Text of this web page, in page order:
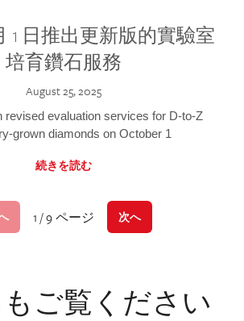
1 日推出更新版的實驗室
培育鑽石服務
August 25, 2025
revised evaluation services for D-to-Z
grown diamonds on October 1
続きを読む
1 / 9 ページ 次へ
ご覧ください